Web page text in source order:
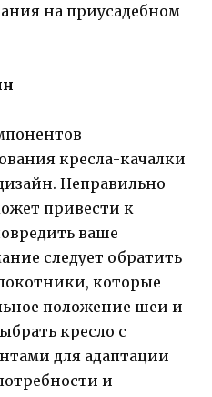
на приусадебном
кресла-качалки
Неправильно
привести к
ваше
следует обратить
которые
положение шеи и
кресло с
для адаптации
и